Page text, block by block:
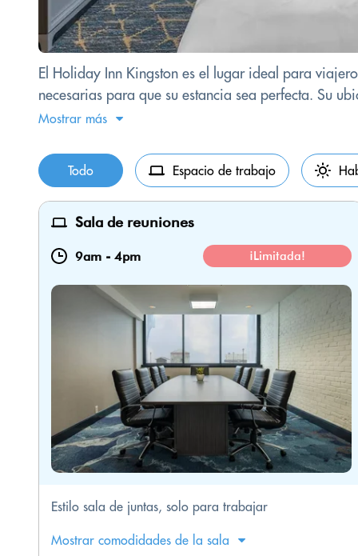
El Holiday Inn Kingston es el lugar ideal para
necesarias para que su estancia sea perfecta. Su
Mostrar más
Todo Espacio de trabajo
Sala de reuniones
9am - 4pm ¡Limitada!
Estilo sala de juntas, solo para trabajar
Mostrar comodidades de la sala